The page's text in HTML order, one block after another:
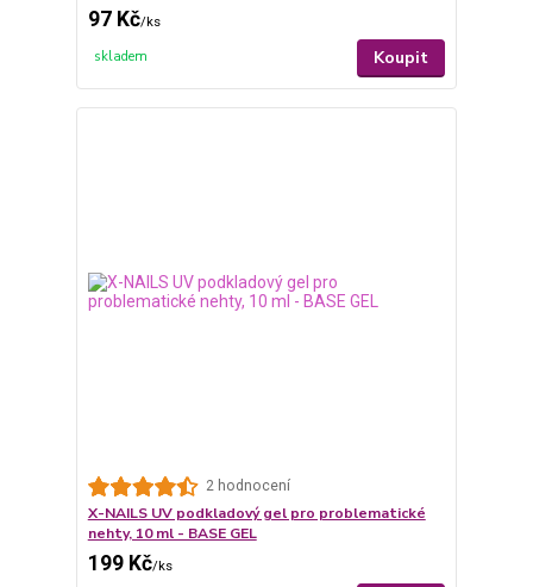
97 Kč/ks
skladem Koupit
2 hodnocení
X-NAILS UV podkladový gel pro problematické
nehty, 10 ml - BASE GEL
199 Kč/ks